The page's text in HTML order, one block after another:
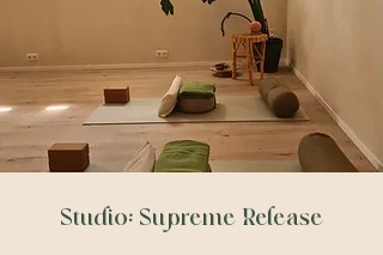
Studio: Supreme Release